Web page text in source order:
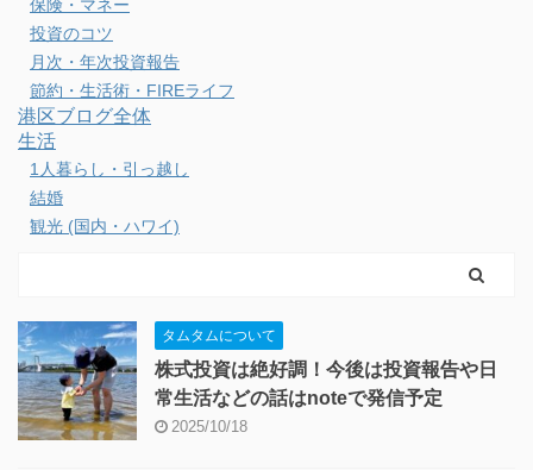
保険・マネー
投資のコツ
月次・年次投資報告
節約・生活術・FIREライフ
港区ブログ全体
生活
1人暮らし・引っ越し
結婚
観光 (国内・ハワイ)
タムタムについて
株式投資は絶好調！今後は投資報告や日
常生活などの話はnoteで発信予定
2025/10/18